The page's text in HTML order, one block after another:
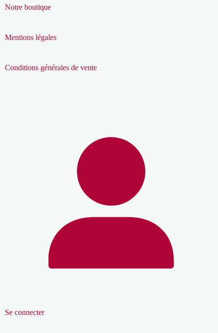
Notre boutique
Mentions légales
Conditions générales de vente
Se connecter